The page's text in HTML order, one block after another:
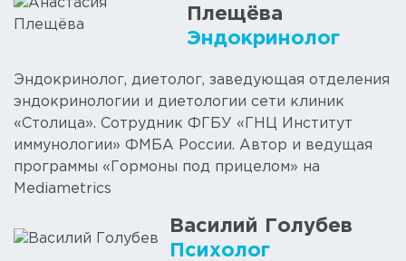
Плещёва
Эндокринолог
Эндокринолог, диетолог, заведующая отделения
эндокринологии и диетологии сети клиник
«Столица». Сотрудник ФГБУ «ГНЦ Институт
иммунологии» ФМБА России. Автор и ведущая
программы «Гормоны под прицелом» на
Mediametrics
Василий Голубев
Психолог